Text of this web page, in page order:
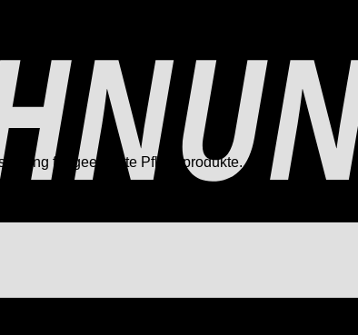
für geeignete Pflegeprodukte.